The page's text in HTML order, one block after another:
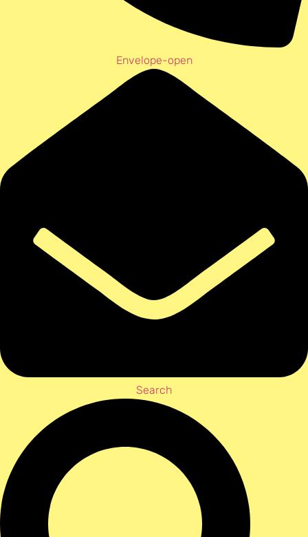
Envelope-open
Search